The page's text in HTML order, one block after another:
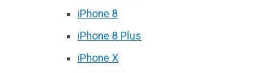
iPhone 8
iPhone 8 Plus
iPhone X